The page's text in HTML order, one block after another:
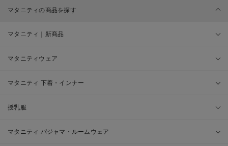
マタニティの商品を探す
マタニティ｜新商品
マタニティウェア
マタニティ 下着・インナー
授乳服
マタニティ パジャマ・ルームウェア